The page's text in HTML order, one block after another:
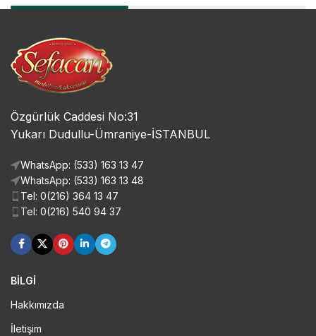
Özgürlük Caddesi No:31
Yukarı Dudullu-Ümraniye-İSTANBUL
WhatsApp: (533) 163 13 47
WhatsApp: (533) 163 13 48
Tel: 0(216) 364 13 47
Tel: 0(216) 540 94 37
BİLGİ
Hakkımızda
İletişim